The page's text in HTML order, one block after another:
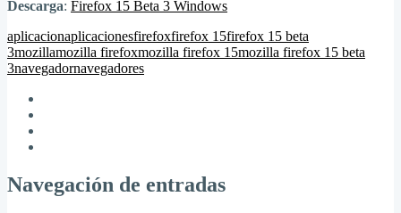
Descarga: Firefox 15 Beta 3 Windows
aplicacionaplicacionesfirefoxfirefox 15firefox 15 beta
3mozillamozilla firefoxmozilla firefox 15mozilla firefox 15 beta
3navegadornavegadores
Navegación de entradas